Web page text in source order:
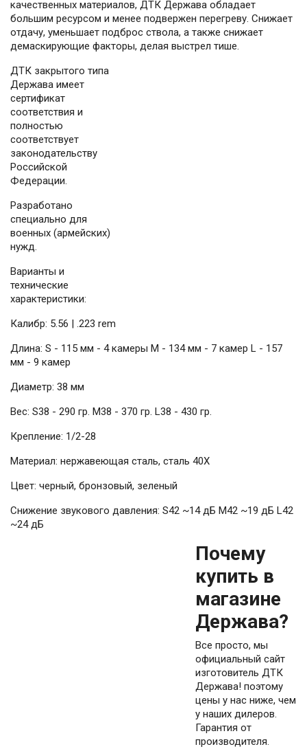
качественных материалов, ДТК Держава обладает
большим ресурсом и менее подвержен перегреву. Снижает
отдачу, уменьшает подброс ствола, а также снижает
демаскирующие факторы, делая выстрел тише.
ДТК закрытого типа
Держава имеет
сертификат
соответствия и
полностью
соответствует
законодательству
Российской
Федерации.
Разработано
специально для
военных (армейских)
нужд.
Варианты и
технические
характеристики:
Калибр: 5.56 | .223 rem
Длина: S - 115 мм - 4 камеры М - 134 мм - 7 камер L - 157
мм - 9 камер
Диаметр: 38 мм
Вес: S38 - 290 гр. M38 - 370 гр. L38 - 430 гр.
Крепление: 1/2-28
Материал: нержавеющая сталь, сталь 40Х
Цвет: черный, бронзовый, зеленый
Снижение звукового давления: S42 ~14 дБ M42 ~19 дБ L42
~24 дБ
Почему
купить в
магазине
Держава?
Все просто, мы
официальный сайт
изготовитель ДТК
Держава! поэтому
цены у нас ниже, чем
у наших дилеров.
Гарантия от
производителя.